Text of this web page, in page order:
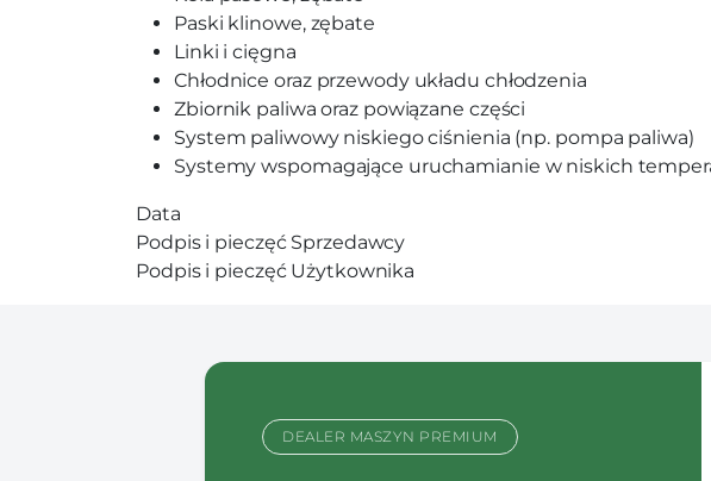
Paski klinowe, zębate
Linki i cięgna
Chłodnice oraz przewody układu chłodzenia
Zbiornik paliwa oraz powiązane części
System paliwowy niskiego ciśnienia (np. pompa paliwa)
Systemy wspomagające uruchamianie w niskich
Data
Podpis i pieczęć Sprzedawcy
Podpis i pieczęć Użytkownika
DEALER MASZYN PREMIUM